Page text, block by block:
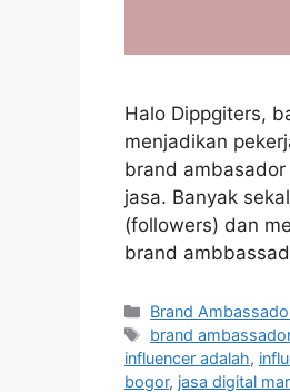
Halo Dippgiters,
menjadikan
brand
jasa. Banyak
(followers) dan
brand
Brand
brand
influencer adalah,
bogor, jasa digital